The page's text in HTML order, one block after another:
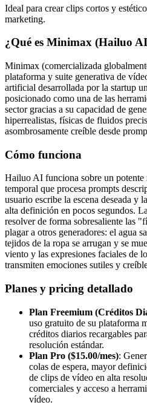
Ideal para crear clips cortos y
marketing.
¿Qué es Minimax (Hailuo
Minimax (comercializada
plataforma y suite generativa de
artificial desarrollada por la startup
posicionado como una de las
sector gracias a su capacidad de
hiperrealistas, físicas de fluidos
asombrosamente creíble desde
Cómo funciona
Hailuo AI funciona sobre un
temporal que procesa prompts
usuario escribe la escena deseada y
alta definición en pocos segundos.
resolver de forma sobresaliente las
plagar a otros generadores: el agua
tejidos de la ropa se arrugan y se
viento y las expresiones faciales de
transmiten emociones sutiles y
Planes y pricing detallado
Plan Freemium (Créditos
uso gratuito de su plataforma
créditos diarios recargables
resolución estándar.
Plan Pro ($15.00/mes):
colas de espera, mayor
de clips de vídeo en alta
comerciales y acceso a
vídeo.